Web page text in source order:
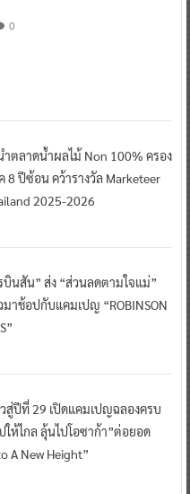
0
ำตลาดน้ำผลไม้ Non 100% ครอง
8 ปีซ้อน คว้ารางวัล Marketeer
2025-2026
บินสัน” ส่ง “ส่วนลดตามใจแม่”
าช้อปกับแคมเปญ “ROBINSON
สู่ปีที่ 29 เปิดแคมเปญฉลองครบ
ห้ไกล ลุ้นไปโอซาก้า”ต่อยอด
A New Height”